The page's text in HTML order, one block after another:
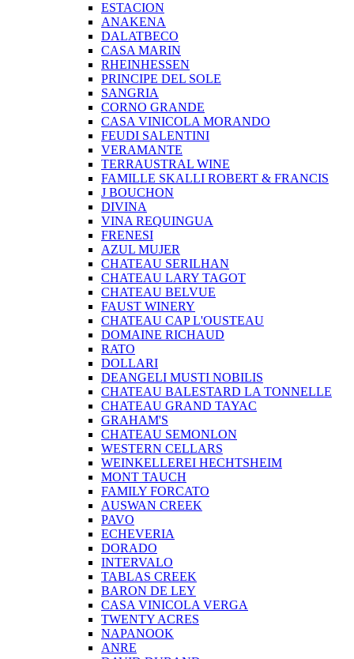
ESTACION
ANAKENA
DALATBECO
CASA MARIN
RHEINHESSEN
PRINCIPE DEL SOLE
SANGRIA
CORNO GRANDE
CASA VINICOLA MORANDO
FEUDI SALENTINI
VERAMANTE
TERRAUSTRAL WINE
FAMILLE SKALLI ROBERT & FRANCIS
J BOUCHON
DIVINA
VINA REQUINGUA
FRENESI
AZUL MUJER
CHATEAU SERILHAN
CHATEAU LARY TAGOT
CHATEAU BELVUE
FAUST WINERY
CHATEAU CAP L'OUSTEAU
DOMAINE RICHAUD
RATO
DOLLARI
DEANGELI MUSTI NOBILIS
CHATEAU BALESTARD LA TONNELLE
CHATEAU GRAND TAYAC
GRAHAM'S
CHATEAU SEMONLON
WESTERN CELLARS
WEINKELLEREI HECHTSHEIM
MONT TAUCH
FAMILY FORCATO
AUSWAN CREEK
PAVO
ECHEVERIA
DORADO
INTERVALO
TABLAS CREEK
BARON DE LEY
CASA VINICOLA VERGA
TWENTY ACRES
NAPANOOK
ANRE